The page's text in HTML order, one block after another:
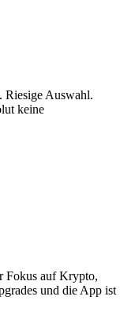
Riesige Auswahl.
keine
Fokus auf Krypto,
und die App ist